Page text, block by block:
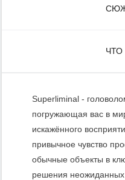
ЧТО
Superliminal -
погружающая вас в
искажённого
привычное чувство
обычные объекты в
решения неожиданных